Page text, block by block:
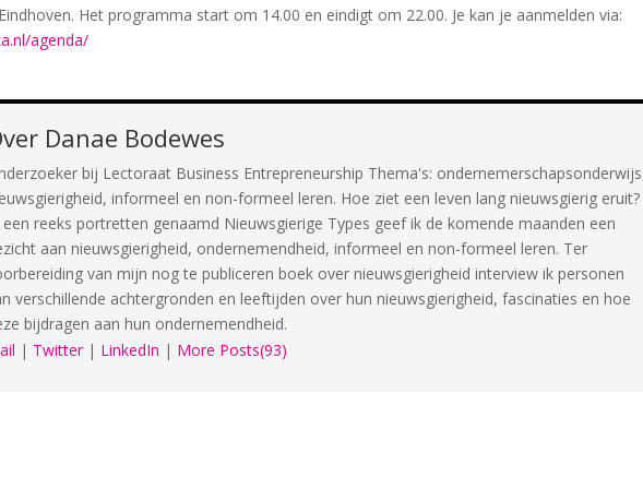
Het programma start om 14.00 en eindigt om 22.00. Je kan je aanmelden via:
agenda/
Danae Bodewes
bij Lectoraat Business Entrepreneurship Thema's:
informeel en non-formeel leren. Hoe ziet een leven lang nieuwsgierig eruit?
een reeks portretten genaamd Nieuwsgierige Types geef ik de komende maanden een
aan nieuwsgierigheid, ondernemendheid, informeel en non-formeel leren. Ter
van mijn nog te publiceren boek over nieuwsgierigheid interview ik personen
verschillende achtergronden en leeftijden over hun nieuwsgierigheid, fascinaties en hoe
bijdragen aan hun ondernemendheid.
| Twitter | LinkedIn | More Posts(93)